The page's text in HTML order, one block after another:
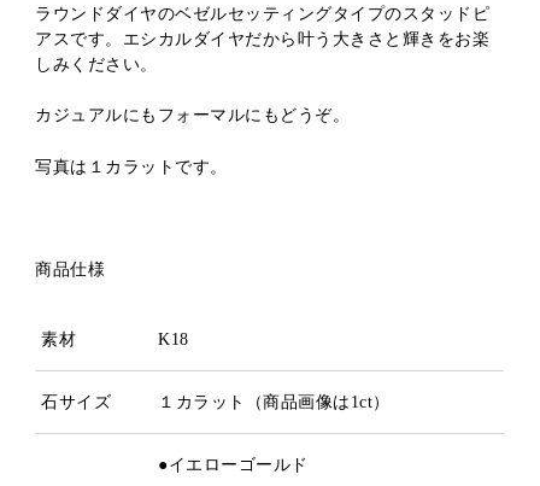
ラウンドダイヤのベゼルセッティングタイプのスタッドピ
アスです。エシカルダイヤだから叶う大きさと輝きをお楽
しみください。
カジュアルにもフォーマルにもどうぞ。
写真は１カラットです。
商品仕様
素材 K18
石サイズ １カラット （商品画像は1ct）
●イエローゴールド